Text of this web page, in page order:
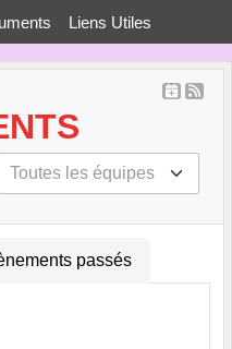
Liens Utiles
passés